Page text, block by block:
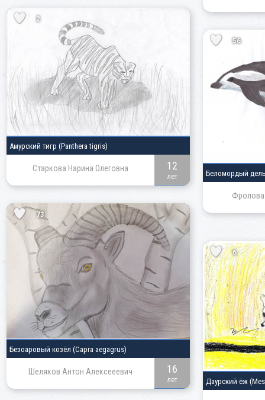
2
Амурский тигр (Panthera tigris)
Старкова Нарина Олеговна 12
лет
56
Беломордый
Фролова
73
Безоаровый козёл (Capra aegagrus)
Шеляков Антон Алексееевич 16
лет
6
Даурский ёж